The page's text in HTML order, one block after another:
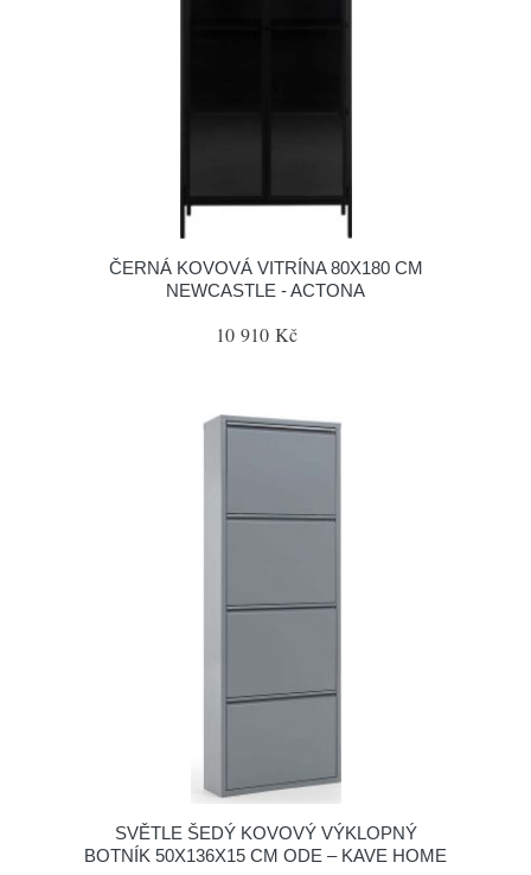
ČERNÁ KOVOVÁ VITRÍNA 80X180 CM
NEWCASTLE - ACTONA
10 910 Kč
SVĚTLE ŠEDÝ KOVOVÝ VÝKLOPNÝ
BOTNÍK 50X136X15 CM ODE – KAVE HOME